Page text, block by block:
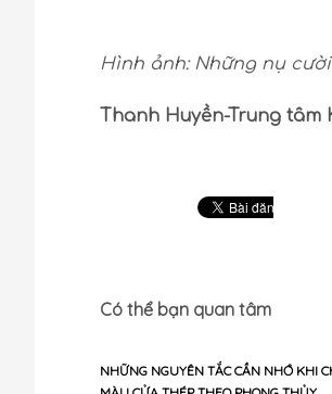
Hình ảnh: Những nụ
Thanh Huyền-Trung tâm
Có thể bạn quan tâm
NHỮNG NGUYÊN TẮC CẦN NHỚ KHI